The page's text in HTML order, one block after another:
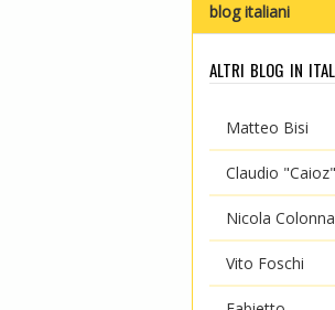
blog italiani
altri blog in
Matteo Bisi
Claudio
Nicola Colonna
Vito Foschi